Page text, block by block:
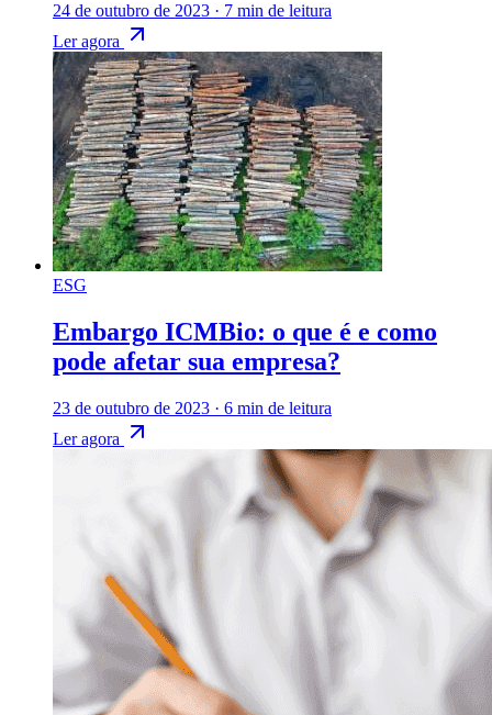
24 de outubro de 2023 · 7 min de leitura
Ler agora
ESG
Embargo ICMBio: o que é e como
pode afetar sua empresa?
23 de outubro de 2023 · 6 min de leitura
Ler agora